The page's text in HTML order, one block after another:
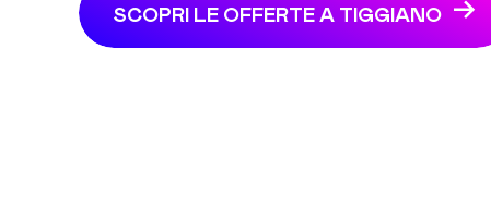
SCOPRI LE OFFERTE A TIGGIANO